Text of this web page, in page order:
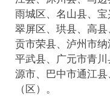
雨城区、名山县、
翠屏区、珙县、高
贡市荣县、泸州市纳
平武县、广元市青
源市、巴中市通江
（区）。